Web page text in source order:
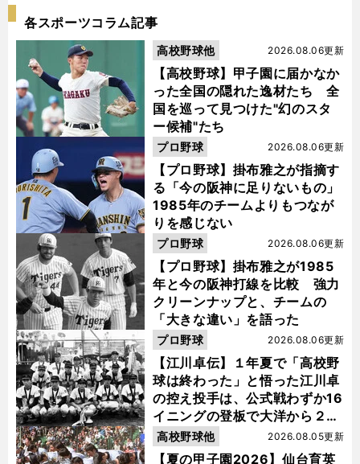
各スポーツコラム記事
【高校野球】甲子園に届かなか
った全国の隠れた逸材たち 全
国を巡って見つけた"幻のスタ
ー候補"たち
2026.08.06更新
高校野球他
【プロ野球】掛布雅之が指摘す
る「今の阪神に足りないもの」
1985年のチームよりもつなが
りを感じない
2026.08.06更新
プロ野球
【プロ野球】掛布雅之が1985
年と今の阪神打線を比較 強力
クリーンナップと、チームの
「大きな違い」を語った
2026.08.06更新
プロ野球
【江川卓伝】１年夏で「高校野
球は終わった」と悟った江川卓
の控え投手は、公式戦わずか16
イニングの登板で大洋から２位
指名を受けた
2026.08.06更新
プロ野球
【夏の甲子園2026】仙台育英
2026.08.05更新
高校野球他